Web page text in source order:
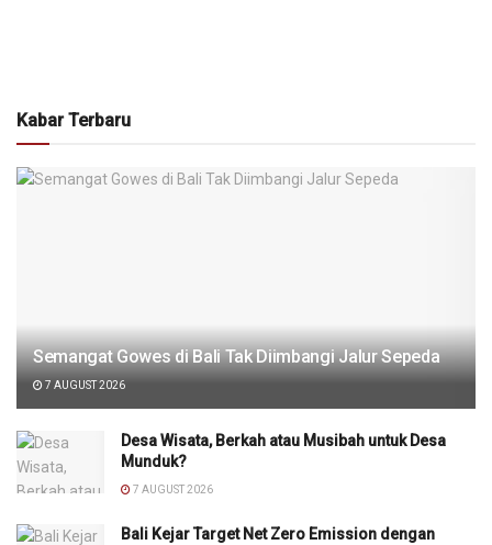
Kabar Terbaru
Semangat Gowes di Bali Tak Diimbangi Jalur Sepeda
7 AUGUST 2026
Desa Wisata, Berkah atau Musibah untuk Desa
Munduk?
7 AUGUST 2026
Bali Kejar Target Net Zero Emission dengan